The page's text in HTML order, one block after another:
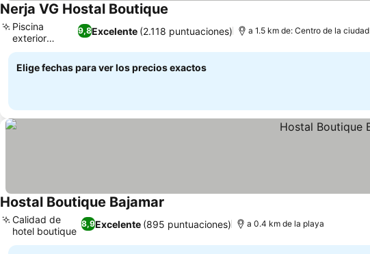
Nerja VG Hostal Boutique
9,8Excelente (2.118 puntuaciones)
Piscina
exterior
tranquila
a 1.5 km de: Centro de la ciudad
Elige fechas para ver los precios exactos
Hostal Boutique Bajamar
8,9Excelente (895 puntuaciones)
Calidad de
hotel boutique
a 0.4 km de la playa